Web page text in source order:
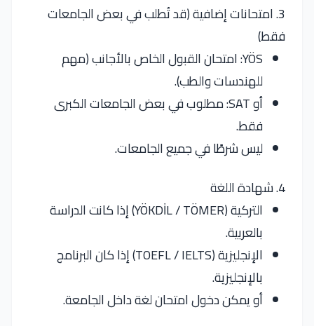
3. امتحانات إضافية (قد تُطلب في بعض الجامعات
فقط)
YÖS: امتحان القبول الخاص بالأجانب (مهم
للهندسات والطب).
أو SAT: مطلوب في بعض الجامعات الكبرى
فقط.
ليس شرطًا في جميع الجامعات.
4. شهادة اللغة
التركية (YÖKDİL / TÖMER) إذا كانت الدراسة
بالعربية.
الإنجليزية (TOEFL / IELTS) إذا كان البرنامج
بالإنجليزية.
أو يمكن دخول امتحان لغة داخل الجامعة.